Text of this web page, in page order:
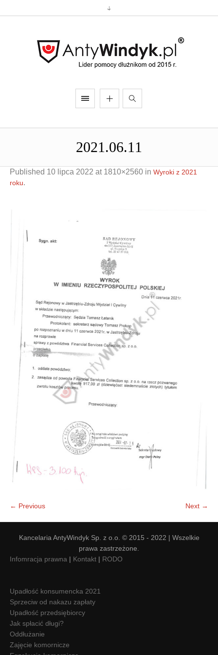
2021.06.11
Published 10 lipca 2022 at 1810×2560 in Wyroki z 2021
roku.
← Previous Next →
Kancelaria AntyWindyk Sp. z o.o. © 2015 - 2022 | Wszelkie
prawa zastrzeżone.
Infomracja prawna | Kontakt | RODO
Upadłość konsumencka 2021
Sprzeciw od nakazu zapłaty
Upadłość przedsiębiorcy
Jak spłacić długi?
Oddłużanie
Zajęcie komornicze